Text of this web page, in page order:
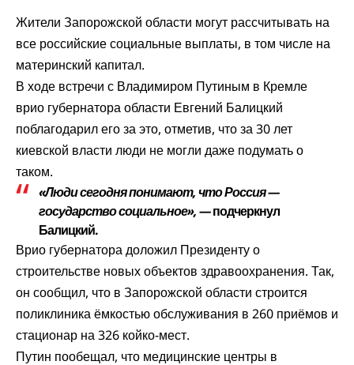
Жители Запорожской области могут рассчитывать на
все российские социальные выплаты, в том числе на
материнский капитал.
В ходе встречи с Владимиром Путиным в Кремле
врио губернатора области Евгений Балицкий
поблагодарил его за это, отметив, что за 30 лет
киевской власти люди не могли даже подумать о
таком.
«Люди сегодня понимают, что Россия —
государство социальное», —подчеркнул
Балицкий.
Врио губернатора доложил Президенту о
строительстве новых объектов здравоохранения. Так,
он сообщил, что в Запорожской области строится
поликлиника ёмкостью обслуживания в 260 приёмов и
стационар на 326 койко-мест.
Путин пообещал, что медицинские центры в